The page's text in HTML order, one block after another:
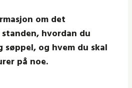
om det
hvordan du
og hvem du skal
på noe.